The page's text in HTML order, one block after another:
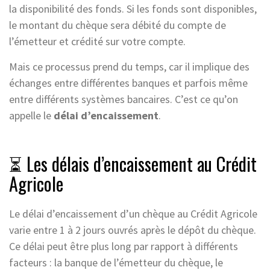
la disponibilité des fonds. Si les fonds sont disponibles,
le montant du chèque sera débité du compte de
l’émetteur et crédité sur votre compte.
Mais ce processus prend du temps, car il implique des
échanges entre différentes banques et parfois même
entre différents systèmes bancaires. C’est ce qu’on
appelle le délai d’encaissement.
⏳ Les délais d’encaissement au Crédit
Agricole
Le délai d’encaissement d’un chèque au Crédit Agricole
varie entre 1 à 2 jours ouvrés après le dépôt du chèque.
Ce délai peut être plus long par rapport à différents
facteurs : la banque de l’émetteur du chèque, le